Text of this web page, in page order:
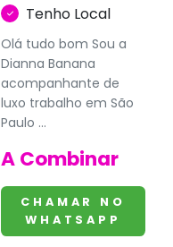
Tenho Local
Olá tudo bom Sou a
Dianna Banana
acompanhante de
luxo trabalho em São
Paulo ...
A Combinar
CHAMAR NO
WHATSAPP